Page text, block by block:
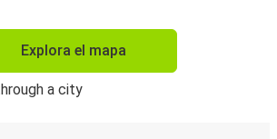
Explora el mapa